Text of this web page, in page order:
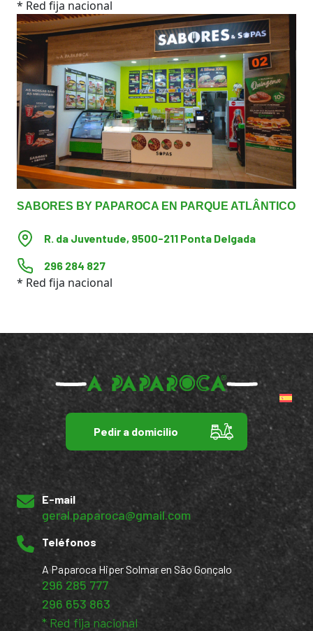
* Red fija nacional
SABORES BY PAPAROCA EN PARQUE ATLÂNTICO
R. da Juventude, 9500-211 Ponta Delgada
296 284 827
* Red fija nacional
Pedir a domicilio
E-mail
geral.paparoca@gmail.com
Teléfonos
A Paparoca Hiper Solmar en São Gonçalo
296 285 777
296 653 863
* Red fija nacional